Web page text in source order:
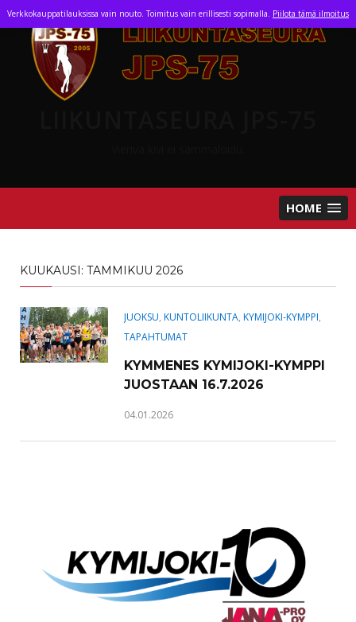
to
content
HOME
KUUKAUSI: TAMMIKUU 2026
JUOKSU, KUNTOLIIKUNTA, KYMIJOKI-KYMPPI,
TAPAHTUMAT
KYMMENES KYMIJOKI-KYMPPI
JUOSTAAN 16.7.2026
04.01.2026
Verkkokauppatilauksissa vain nouto. Toimitus vain erillisesti sopimalla. Piilota tämä ilmoitus